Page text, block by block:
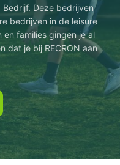
Bedrijf. Deze bedrijven
bedrijven in de leisure
en families gingen je al
dat je bij RECRON aan